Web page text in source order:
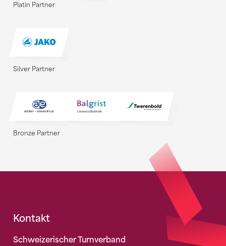
Platin Partner
Silver Partner
Bronze Partner
Fusszeile
Kontakt
Schweizerischer Turnverband